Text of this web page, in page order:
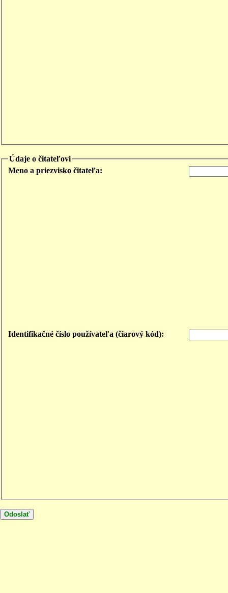
Údaje o čitateľovi
Meno a priezvisko čitateľa:
Identifikačné číslo používateľa (čiarový kód):